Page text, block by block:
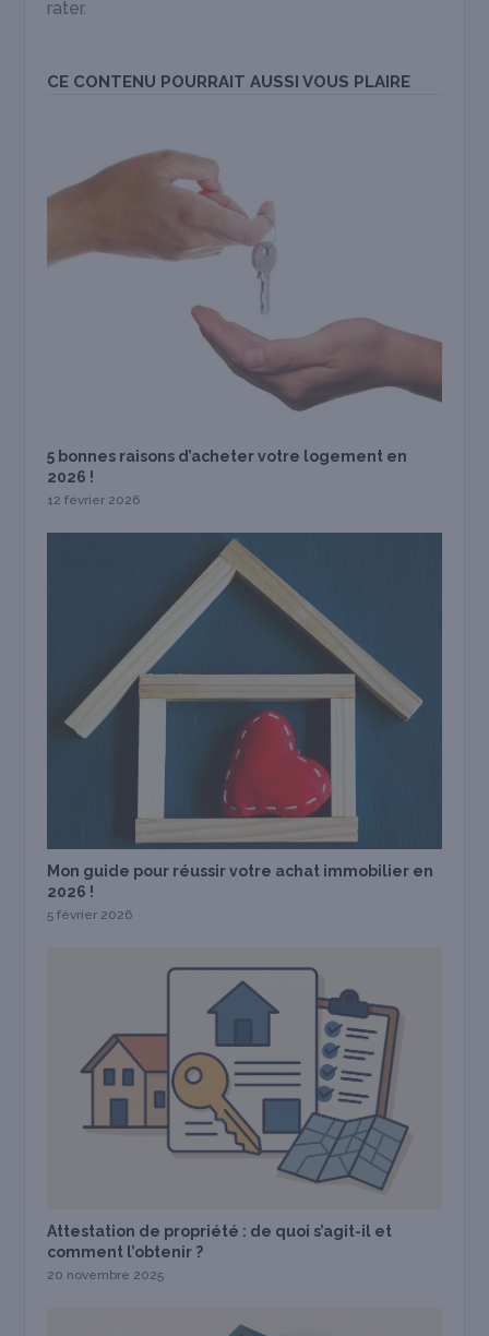
rater.
CE CONTENU POURRAIT AUSSI VOUS PLAIRE
5 bonnes raisons d’acheter votre logement en
2026 !
12 février 2026
Mon guide pour réussir votre achat immobilier en
2026 !
5 février 2026
Attestation de propriété : de quoi s’agit-il et
comment l’obtenir ?
20 novembre 2025